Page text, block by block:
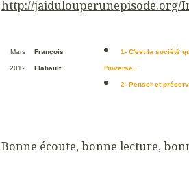
http://jaidulouperunepisode.org/
Mars
2012
François
Flahault
1- C'est la société
l'inverse...
2- Penser et
Bonne écoute, bonne lecture,